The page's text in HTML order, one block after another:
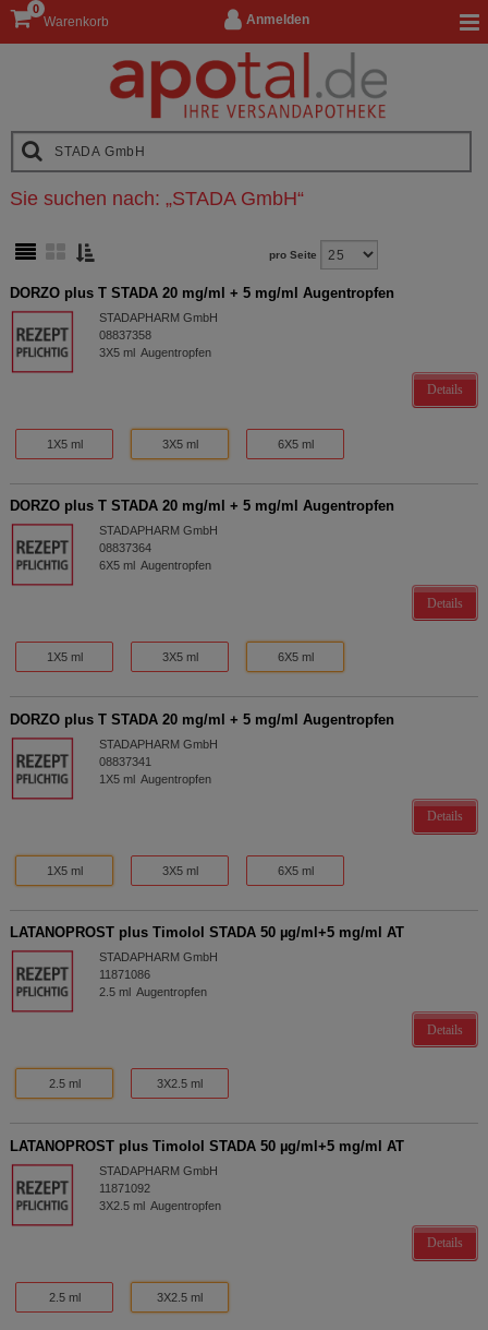
Anmelden
Warenkorb
0
Sie suchen nach: „STADA GmbH“
pro Seite
DORZO plus T STADA 20 mg/ml + 5 mg/ml Augentropfen
STADAPHARM GmbH
08837358
3X5 ml Augentropfen
Details
1X5 ml 3X5 ml 6X5 ml
DORZO plus T STADA 20 mg/ml + 5 mg/ml Augentropfen
STADAPHARM GmbH
08837364
6X5 ml Augentropfen
Details
1X5 ml 3X5 ml 6X5 ml
DORZO plus T STADA 20 mg/ml + 5 mg/ml Augentropfen
STADAPHARM GmbH
08837341
1X5 ml Augentropfen
Details
1X5 ml 3X5 ml 6X5 ml
LATANOPROST plus Timolol STADA 50 µg/ml+5 mg/ml AT
STADAPHARM GmbH
11871086
2.5 ml Augentropfen
Details
2.5 ml 3X2.5 ml
LATANOPROST plus Timolol STADA 50 µg/ml+5 mg/ml AT
STADAPHARM GmbH
11871092
3X2.5 ml Augentropfen
Details
2.5 ml 3X2.5 ml